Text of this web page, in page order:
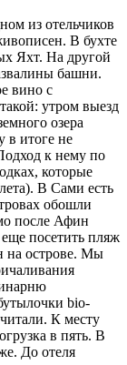
из отельчиков
В бухте
Яхт. На другой
башни.
вино с
утром выезд
озера
в итоге не
к нему по
которые
В Сами есть
обошли
после Афин
посетить пляж
на острове. Мы
bio-
К месту
в пять. В
До отеля